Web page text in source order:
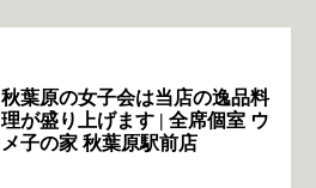
秋葉原の女子会は当店の逸品料
理が盛り上げます | 全席個室 ウ
メ子の家 秋葉原駅前店